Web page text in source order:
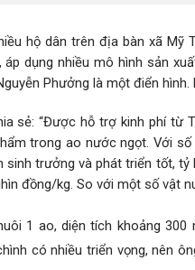
hộ dân trên địa bàn xã
áp dụng nhiều mô hình sản
Phưởng là một điển
sẻ: “Được hỗ trợ kinh phí từ
trong ao nước ngọt. Với
sinh trưởng và phát triển tốt,
đồng/kg. So với một số vật
1 ao, diện tích khoảng 300
có nhiều triển vọng, nên